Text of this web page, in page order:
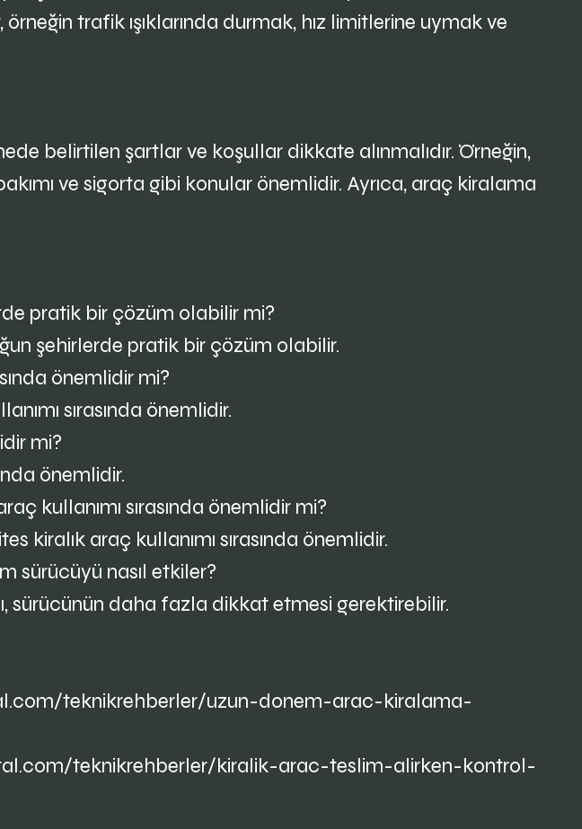
trafik ışıklarında durmak, hız limitlerine uymak ve
belirtilen şartlar ve koşullar dikkate alınmalıdır. Örneğin,
ve sigorta gibi konular önemlidir. Ayrıca, araç kiralama
pratik bir çözüm olabilir mi?
şehirlerde pratik bir çözüm olabilir.
önemlidir mi?
sırasında önemlidir.
mi?
önemlidir.
kullanımı sırasında önemlidir mi?
araç kullanımı sırasında önemlidir.
sürücüyü nasıl etkiler?
sürücünün daha fazla dikkat etmesi gerektirebilir.
teknikrehberler/uzun-donem-arac-kiralama-
teknikrehberler/kiralik-arac-teslim-alirken-kontrol-